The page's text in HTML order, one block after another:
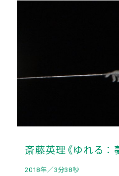
斎藤英理《ゆれる：
2018年／3分38秒